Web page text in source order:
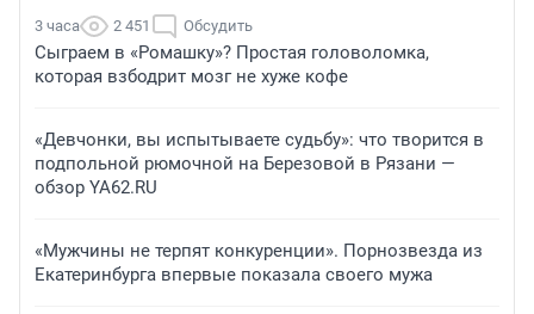
3 часа 2 451 Обсудить
Сыграем в «Ромашку»? Простая головоломка,
которая взбодрит мозг не хуже кофе
«Девчонки, вы испытываете судьбу»: что творится в
подпольной рюмочной на Березовой в Рязани —
обзор YA62.RU
«Мужчины не терпят конкуренции». Порнозвезда из
Екатеринбурга впервые показала своего мужа